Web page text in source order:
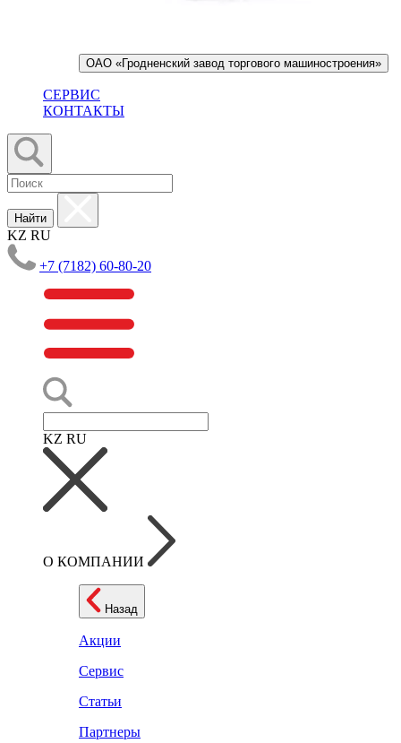
ОАО «Гродненский завод торгового машиностроения»
СЕРВИС
КОНТАКТЫ
Найти
KZ RU
+7 (7182) 60-80-20
KZ RU
О КОМПАНИИ
Назад
Акции
Сервис
Статьи
Партнеры